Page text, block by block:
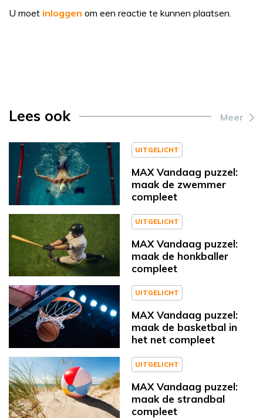
U moet inloggen om een reactie te kunnen plaatsen.
Lees ook Meer
UITGELICHT
MAX Vandaag puzzel:
maak de zwemmer
compleet
UITGELICHT
MAX Vandaag puzzel:
maak de honkballer
compleet
UITGELICHT
MAX Vandaag puzzel:
maak de basketbal in
het net compleet
UITGELICHT
MAX Vandaag puzzel:
maak de strandbal
compleet